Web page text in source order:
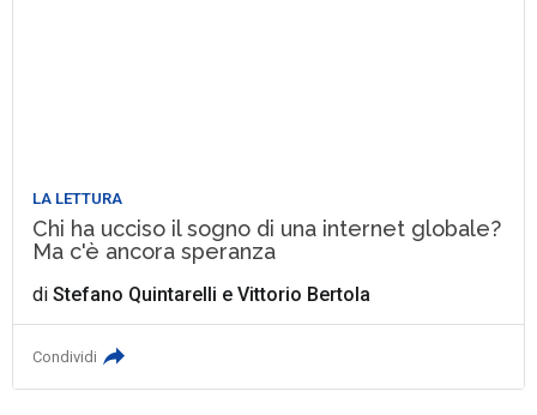
LA LETTURA
Chi ha ucciso il sogno di una internet globale?
Ma c'è ancora speranza
diStefano Quintarelli eVittorio Bertola
Condividi